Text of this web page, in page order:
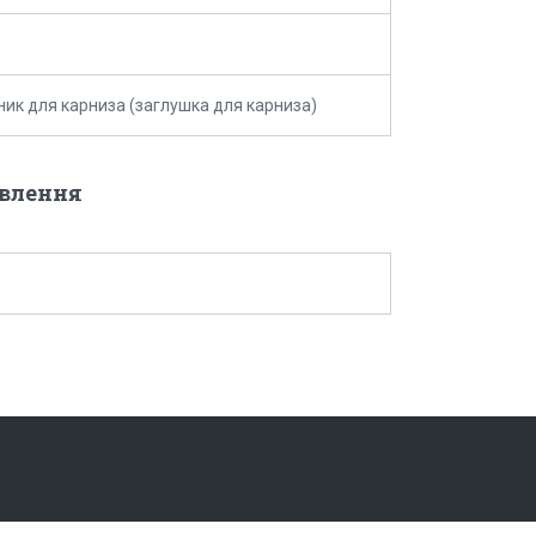
для карниза (заглушка для карниза)